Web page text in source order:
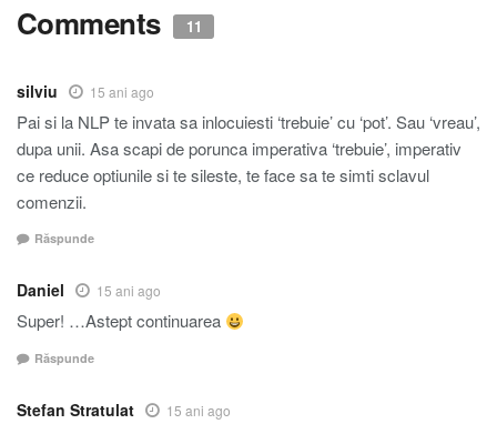
Comments 11
silviu 15 ani ago
Pai si la NLP te invata sa inlocuiesti ‘trebuie’ cu ‘pot’. Sau ‘vreau’,
dupa unii. Asa scapi de porunca imperativa ‘trebuie’, imperativ
ce reduce optiunile si te sileste, te face sa te simti sclavul
comenzii.
Răspunde
Daniel 15 ani ago
Super! …Astept continuarea
Răspunde
Stefan Stratulat 15 ani ago